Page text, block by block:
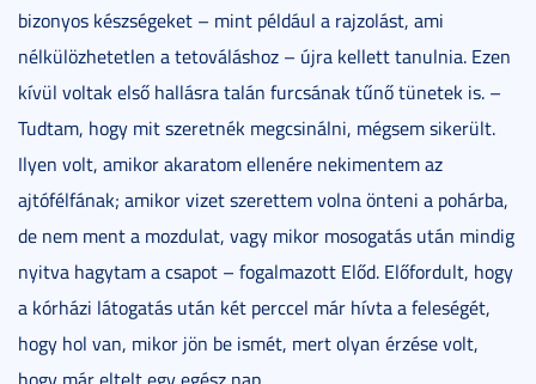
bizonyos készségeket – mint például a rajzolást, ami
nélkülözhetetlen a tetováláshoz – újra kellett tanulnia. Ezen
kívül voltak első hallásra talán furcsának tűnő tünetek is. –
Tudtam, hogy mit szeretnék megcsinálni, mégsem sikerült.
Ilyen volt, amikor akaratom ellenére nekimentem az
ajtófélfának; amikor vizet szerettem volna önteni a pohárba,
de nem ment a mozdulat, vagy mikor mosogatás után mindig
nyitva hagytam a csapot – fogalmazott Előd. Előfordult, hogy
a kórházi látogatás után két perccel már hívta a feleségét,
hogy hol van, mikor jön be ismét, mert olyan érzése volt,